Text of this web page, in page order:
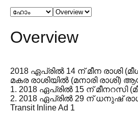
Overview
2018 ഏപ്രിൽ 14 ന് മീന
മകര രാശിയിൽ (മനാരി രാശി)
1. 2018 ഏപ്രിൽ 15 ന് മീനറസി
2. 2018 ഏപ്രിൽ 29 ന് ധനുഷ്
Transit Inline Ad 1